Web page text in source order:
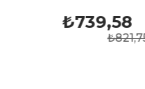
₺739,58
₺821,75